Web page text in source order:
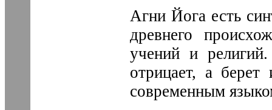
Агни Йога есть
древнего
учений и
отрицает, а
современным